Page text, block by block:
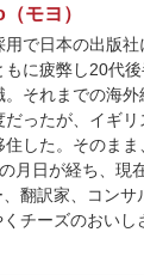
モヨ）
用で日本の出版社
もに疲弊し20代
。それまでの海
だったが、イギ
住した。そのまま
月日が経ち、現
翻訳家、コンサ
チーズのおいし